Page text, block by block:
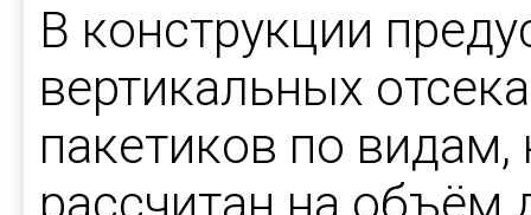
В конструкции
вертикальных
пакетиков по